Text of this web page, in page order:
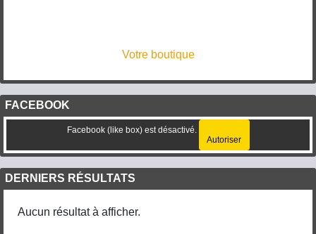
Votre boutique
FACEBOOK
Facebook (like box) est désactivé.
Autoriser
DERNIERS RÉSULTATS
Aucun résultat à afficher.